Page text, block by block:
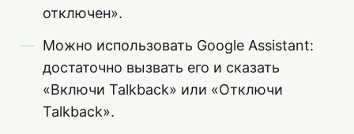
отключен».
Можно использовать Google Assistant:
достаточно вызвать его и сказать
«Включи Talkback» или «Отключи
Talkback».